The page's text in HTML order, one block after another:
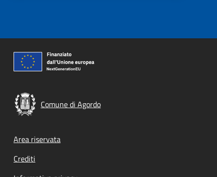
Comune di Agordo
Footer menu
Area riservata
Crediti